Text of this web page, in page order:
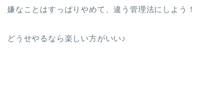
嫌なことはすっぱりやめて、違う管理法にしよう！
どうせやるなら楽しい方がいい♪